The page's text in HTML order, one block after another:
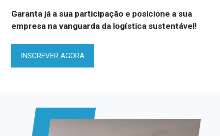
Garanta já a sua participação e posicione a sua
empresa na vanguarda da logística sustentável!
INSCREVER AGORA